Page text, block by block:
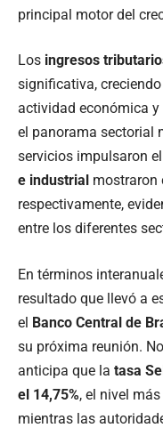
principal motor del
Los ingresos
significativa,
actividad económica
el panorama sectorial
servicios impulsaron
e industrial mostraron
respectivamente,
entre los diferentes
En términos
resultado que llevó a
el Banco Central de
su próxima reunión.
anticipa que la tasa
el 14,75%, el nivel
mientras las